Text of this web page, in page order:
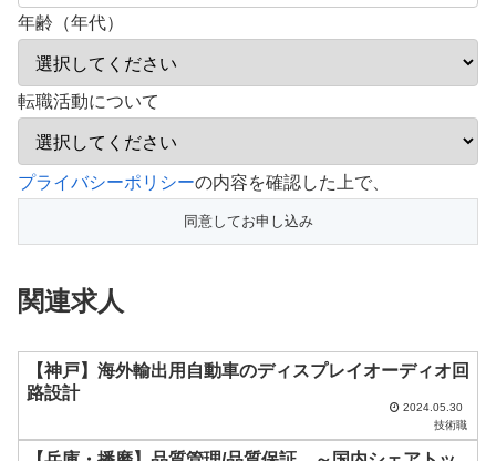
年齢（年代）
転職活動について
こ
フ
ー
は
プライバシーポリシーの内容を確認した上で、
関連求人
【神戸】海外輸出用自動車のディスプレイオーディオ回
路設計
2024.05.30
技術職